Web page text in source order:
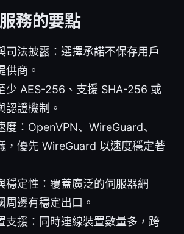
務的要點
司法披露：選擇承諾不保存用戶
供商。
少 AES-256、支援 SHA-256 或
認證機制。
度：OpenVPN、WireGuard、
，優先 WireGuard 以速度穩定著
穩定性：覆蓋廣泛的伺服器網
周邊有穩定出口。
支援：同時連線裝置數量多，跨